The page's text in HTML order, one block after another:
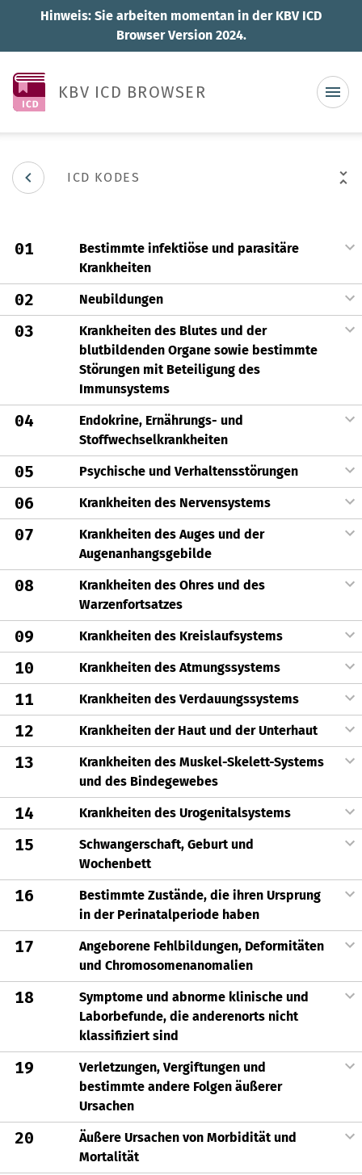
Hinweis: Sie arbeiten momentan in der KBV ICD
Browser Version 2024.
KBV ICD BROWSER
ICD KODES
01
Bestimmte infektiöse und parasitäre
Krankheiten
02 Neubildungen
03
Krankheiten des Blutes und der
blutbildenden Organe sowie bestimmte
Störungen mit Beteiligung des
Immunsystems
04
Endokrine, Ernährungs- und
Stoffwechselkrankheiten
05 Psychische und Verhaltensstörungen
06 Krankheiten des Nervensystems
07
Krankheiten des Auges und der
Augenanhangsgebilde
08
Krankheiten des Ohres und des
Warzenfortsatzes
09 Krankheiten des Kreislaufsystems
10 Krankheiten des Atmungssystems
11 Krankheiten des Verdauungssystems
12 Krankheiten der Haut und der Unterhaut
13
Krankheiten des Muskel-Skelett-Systems
und des Bindegewebes
14 Krankheiten des Urogenitalsystems
15
Schwangerschaft, Geburt und
Wochenbett
16
Bestimmte Zustände, die ihren Ursprung
in der Perinatalperiode haben
17
Angeborene Fehlbildungen, Deformitäten
und Chromosomenanomalien
18
Symptome und abnorme klinische und
Laborbefunde, die anderenorts nicht
klassifiziert sind
19
Verletzungen, Vergiftungen und
bestimmte andere Folgen äußerer
Ursachen
20
Äußere Ursachen von Morbidität und
Mortalität